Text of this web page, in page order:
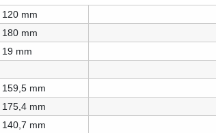
120 mm
180 mm
19 mm
159,5 mm
175,4 mm
140,7 mm